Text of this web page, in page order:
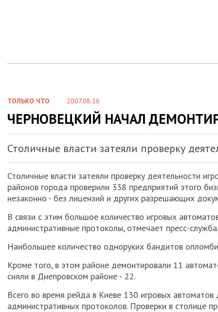
ТОЛЬКО ЧТО 2007.08.16
ЧЕРНОВЕЦКИЙ НАЧАЛ
Столичные власти затеяли проверку
Столичные власти затеяли проверку деятельности
районов города проверили 338 предприятий этого
незаконно - без лицензий и других разрешающих
В связи с этим большое количество игровых
административные протоколы, отмечает пресс-служба.
Наибольшее количество одноруких бандитов
Кроме того, в этом районе демонтировали 11
сняли в Днепровском районе - 22.
Всего во время рейда в Киеве 130 игровых
административных протоколов. Проверки в столице